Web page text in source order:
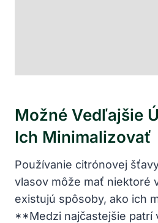
Možné Vedľajšie
Ich Minimalizovať
Používanie citrónovej
vlasov môže mať niektoré
existujú spôsoby, ako ich
**Medzi najčastejšie patrí